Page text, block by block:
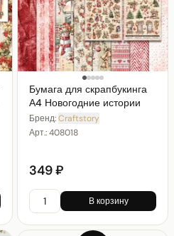
Бумага для скрапбукинга
А4 Новогодние истории
Бренд:Craftstory
Арт.:408018
349 ₽
В корзину